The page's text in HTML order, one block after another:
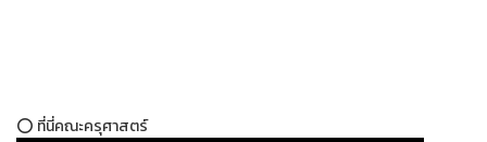
⭕ ที่นี่คณะครุศาสตร์